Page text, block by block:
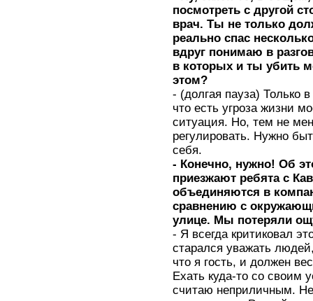
посмотреть с другой
врач. Ты не только
реально спас
вдруг понимаю в
в которых и ты убить
этом?
- (долгая пауза) Только
что есть угроза жизни
ситуация. Но, тем не
регулировать. Нужно
себя.
- Конечно, нужно! Об
приезжают ребята с
объединяются в
сравнению с
улице. Мы потеряли
- Я всегда критиковал
старался уважать
что я гость, и должен
Ехать куда-то со своим
считаю неприличным.